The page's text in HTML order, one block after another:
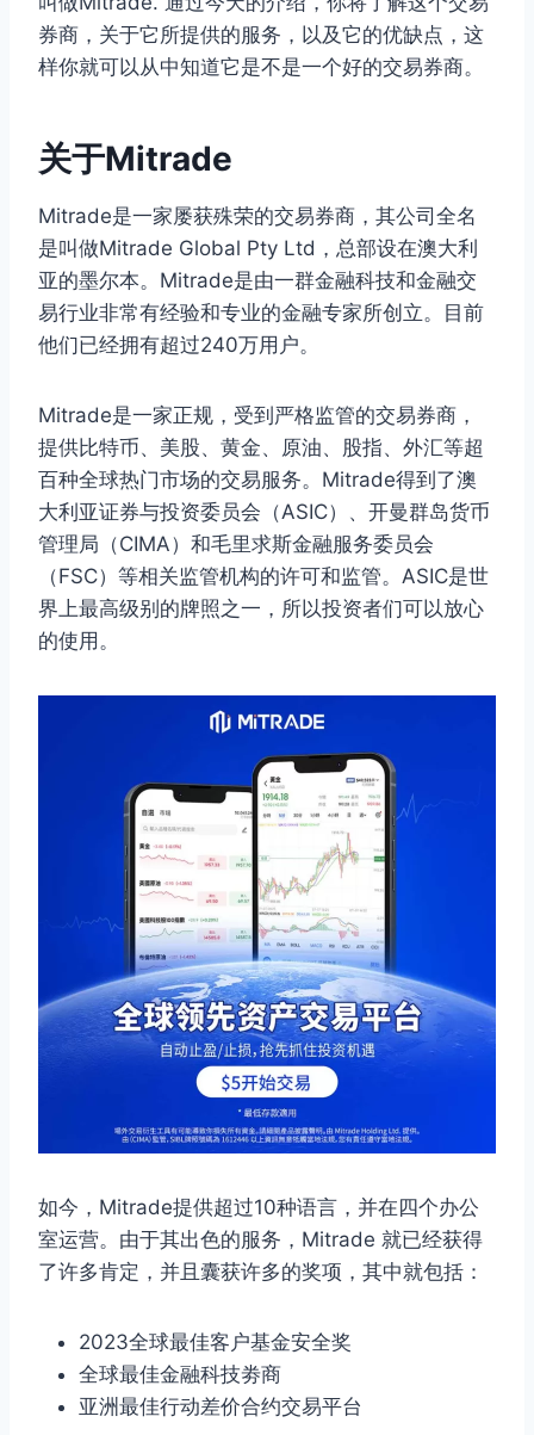
券商，关于它所提供的服务，以及它的优缺点，这
样你就可以从中知道它是不是一个好的交易券商。
关于Mitrade
Mitrade是一家屡获殊荣的交易券商，其公司全名
是叫做Mitrade Global Pty Ltd，总部设在澳大利
亚的墨尔本。Mitrade是由一群金融科技和金融交
易行业非常有经验和专业的金融专家所创立。目前
他们已经拥有超过240万用户。
Mitrade是一家正规，受到严格监管的交易券商，
提供比特币、美股、黄金、原油、股指、外汇等超
百种全球热门市场的交易服务。Mitrade得到了澳
大利亚证券与投资委员会（ASIC）、开曼群岛货币
管理局（CIMA）和毛里求斯金融服务委员会
（FSC）等相关监管机构的许可和监管。ASIC是世
界上最高级别的牌照之一，所以投资者们可以放心
的使用。
如今，Mitrade提供超过10种语言，并在四个办公
室运营。由于其出色的服务，Mitrade 就已经获得
了许多肯定，并且囊获许多的奖项，其中就包括：
2023全球最佳客户基金安全奖
全球最佳金融科技劵商
亚洲最佳行动差价合约交易平台